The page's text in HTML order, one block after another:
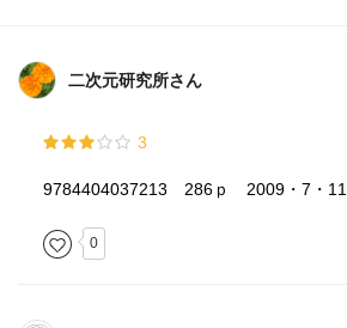
二次元研究所さん
3
9784404037213 286ｐ 2009・7・
0